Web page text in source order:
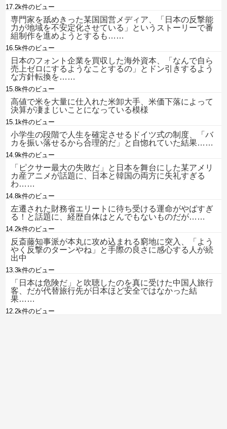
17.2k件のビュー
専門家を舐めきった某国国営メディア、「日本の反撃能
力が地域を不安定化させている」というストーリーで番
組制作を進めようとするも……
16.5k件のビュー
日本のフォント企業を買収した海外資本、「なんで自ら
売上ゼロにするようなことするの」とドン引きするよう
な方針転換を……
15.8k件のビュー
高値で米を大量に仕入れた米卸大手、米価下落によって
決算が凄まじいことになっている模様
15.1k件のビュー
小学生の段階で人生を確定させるドイツ式の制度、「バ
カを振い落せるから合理的だ」と自惚れていた結果……
14.9k件のビュー
「ピクサー最大の失敗だ」と日本を舞台にした某アメリ
カ産アニメが話題に、日本と韓国の両方に失礼すぎる
わ……
14.8k件のビュー
左遷された財務省エリートに待ち受ける運命がやばすぎ
る！と話題に、経歴自体はとんでもないものだが……
14.2k件のビュー
反斎藤知事派が本丸に攻め込まれる窮地に突入、「よう
やく反撃のターンやね」と手際の良さに感心する人が続
出中
13.3k件のビュー
「日本は危険だ」と吹聴したのを真に受けた中国人旅行
客、だが代替旅行先が日本ほど安全ではなかった結
果……
12.2k件のビュー